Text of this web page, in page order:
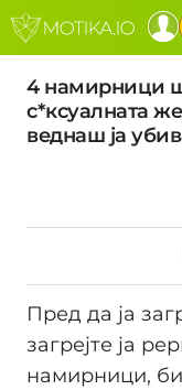
4 намирници
с*ксуалната
веднаш ја
Пред да ја
загрејте ја
намирници,